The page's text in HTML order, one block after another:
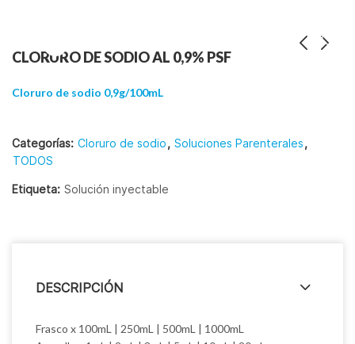
CLORURO DE SODIO AL 0,9% PSF
Cloruro de sodio 0,9g/100mL
Categorías: Cloruro de sodio, Soluciones Parenterales,
TODOS
Etiqueta: Solución inyectable
DESCRIPCIÓN
Frasco x 100mL | 250mL | 500mL | 1000mL